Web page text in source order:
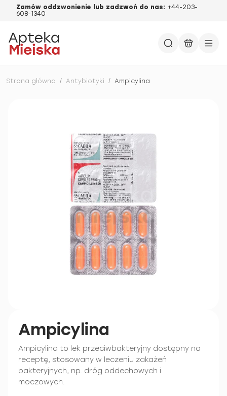
Zamów oddzwonienie lub zadzwoń do nas: +44-203-
608-1340
Strona główna / Antybiotyki / Ampicylina
Ampicylina
Ampicylina to lek przeciwbakteryjny dostępny na
receptę, stosowany w leczeniu zakażeń
bakteryjnych, np. dróg oddechowych i
moczowych.